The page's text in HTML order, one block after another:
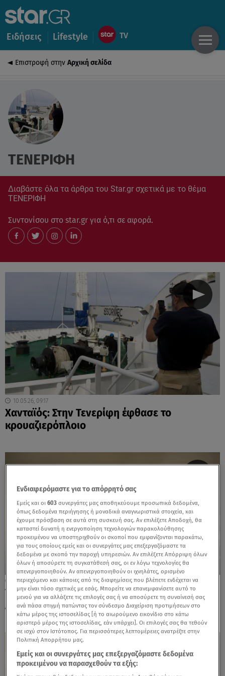
Ειδήσεις Lifestyle
Επιστροφή στην Αρχική σελίδα
ΤΕΝΕΡΙΦΗ
Διαβάστε όλα τα άρθρα του Star.gr σχετικά με το θέμα
ΤΕΝΕΡΙΦΗ
Συντονίσου στο star.gr για ό,τι σε αφορά.
10.05.26, 09:17
Χανταϊός: Στην Τενερίφη έφθασε το
κρουαζιερόπλοιο
05.10.23, 19:47
Τενερίφη: Αναζωπυρώθηκε η φωτιά του
Αυγούστου - Δεν είχε σβήσει ποτέ
Ενδιαφερόμαστε για το απόρρητό σας
Εμείς και οι603 συνεργάτες μας αποθηκεύουμε προσωπικά δεδομένα,
όπως δεδομένα περιήγησης ή μοναδικά αναγνωριστικά στοιχεία, και
έχουμε πρόσβαση σε αυτά στη συσκευή σας. Αν επιλέξετε Αποδοχή, θα
καταστεί δυνατή η ενεργοποίηση τεχνολογιών παρακολούθησης
προκειμένου να υποστηριχθούν οι σκοποί που εμφανίζονται παρακάτω,
για τους οποίους εμείς και οι συνεργάτες μας επεξεργαζόμαστε τα
δεδομένα με σκοπό την παροχή υπηρεσιών. Αν επιλέξετε Απόρριψη όλων
όλων ή αποσύρετε τη συγκατάθεσή σας, οι εν λόγω τεχνολογίες θα
απενεργοποιηθούν. Αν απενεργοποιηθούν οι ιχνηλάτες, ορισμένο
περιεχόμενο και κάποιες από τις διαφημίσεις που βλέπετε ενδέχεται να
μην είναι τόσο σχετικές με εσάς. Μπορείτε να επανεμφανίσετε αυτό το
μενού για να αλλάξετε τις επιλογές σας ή να αποσύρετε τη συναίνεσή σας
ανά πάσα στιγμή πατώντας τον σύνδεσμο Διαχείριση προτιμήσεων στο
κάτω μέρος της ιστοσελίδας [ή το αιωρούμενο εικονίδιο στο κάτω
αριστερό μέρος της ιστοσελίδας, εάν υπάρχει]. Οι επιλογές σας θα τεθούν
σε ισχύ στον Ιστότοπος. Για περισσότερες λεπτομέρειες ανατρέξτε στην
Πολιτική Απορρήτου μας.
Εμείς και οι συνεργάτες μας επεξεργαζόμαστε δεδομένα
προκειμένου να παρασχεθούν τα εξής: